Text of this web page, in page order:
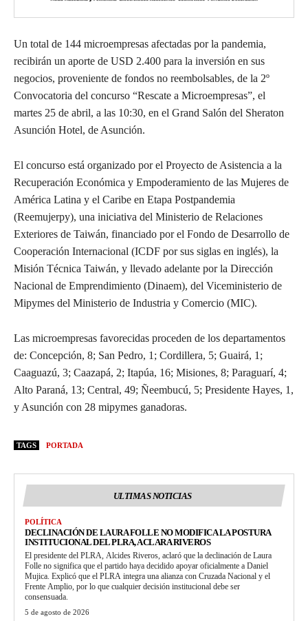
Un total de 144 microempresas afectadas por la pandemia,
recibirán un aporte de USD 2.400 para la inversión en sus
negocios, proveniente de fondos no reembolsables, de la 2º
Convocatoria del concurso “Rescate a Microempresas”, el
martes 25 de abril, a las 10:30, en el Grand Salón del Sheraton
Asunción Hotel, de Asunción.
El concurso está organizado por el Proyecto de Asistencia a la
Recuperación Económica y Empoderamiento de las Mujeres de
América Latina y el Caribe en Etapa Postpandemia
(Reemujerpy), una iniciativa del Ministerio de Relaciones
Exteriores de Taiwán, financiado por el Fondo de Desarrollo de
Cooperación Internacional (ICDF por sus siglas en inglés), la
Misión Técnica Taiwán, y llevado adelante por la Dirección
Nacional de Emprendimiento (Dinaem), del Viceministerio de
Mipymes del Ministerio de Industria y Comercio (MIC).
Las microempresas favorecidas proceden de los departamentos
de: Concepción, 8; San Pedro, 1; Cordillera, 5; Guairá, 1;
Caaguazú, 3; Caazapá, 2; Itapúa, 16; Misiones, 8; Paraguarí, 4;
Alto Paraná, 13; Central, 49; Ñeembucú, 5; Presidente Hayes, 1,
y Asunción con 28 mipymes ganadoras.
TAGS PORTADA
ULTIMAS NOTICIAS
POLÍTICA
DECLINACIÓN DE LAURA FOLLE NO MODIFICA LA POSTURA
INSTITUCIONAL DEL PLRA, ACLARA RIVEROS
El presidente del PLRA, Alcides Riveros, aclaró que la declinación de Laura
Folle no significa que el partido haya decidido apoyar oficialmente a Daniel
Mujica. Explicó que el PLRA integra una alianza con Cruzada Nacional y el
Frente Amplio, por lo que cualquier decisión institucional debe ser
consensuada.
5 de agosto de 2026